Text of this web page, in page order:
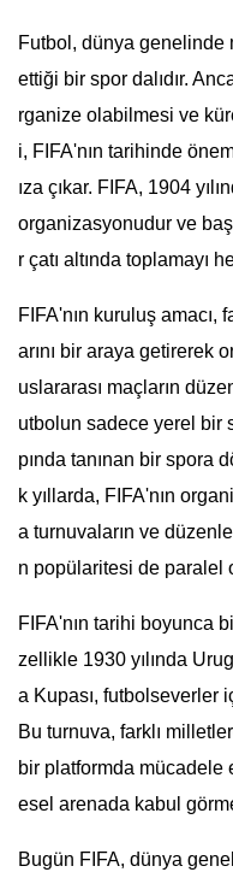
Futbol, dünya genelinde
ettiği bir spor dalıdır.
rganize olabilmesi ve
i, FIFA'nın tarihinde
ıza çıkar. FIFA, 1904
organizasyonudur ve
r çatı altında toplamayı
FIFA'nın kuruluş amacı,
arını bir araya getirerek
uslararası maçların
utbolun sadece yerel bir
pında tanınan bir spora
k yıllarda, FIFA'nın
a turnuvaların ve
n popülaritesi de paralel
FIFA'nın tarihi boyunca
zellikle 1930 yılında
a Kupası, futbolseverler
Bu turnuva, farklı
bir platformda mücadele
esel arenada kabul
Bugün FIFA, dünya